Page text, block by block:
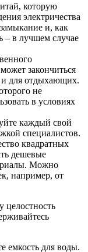
которую
электричества
и, как
– в лучшем случае
закончиться
и для отдыхающих.
не
в условиях
каждый свой
специалистов.
квадратных
дешевые
Можно
например, от
целостность
емкость для воды.